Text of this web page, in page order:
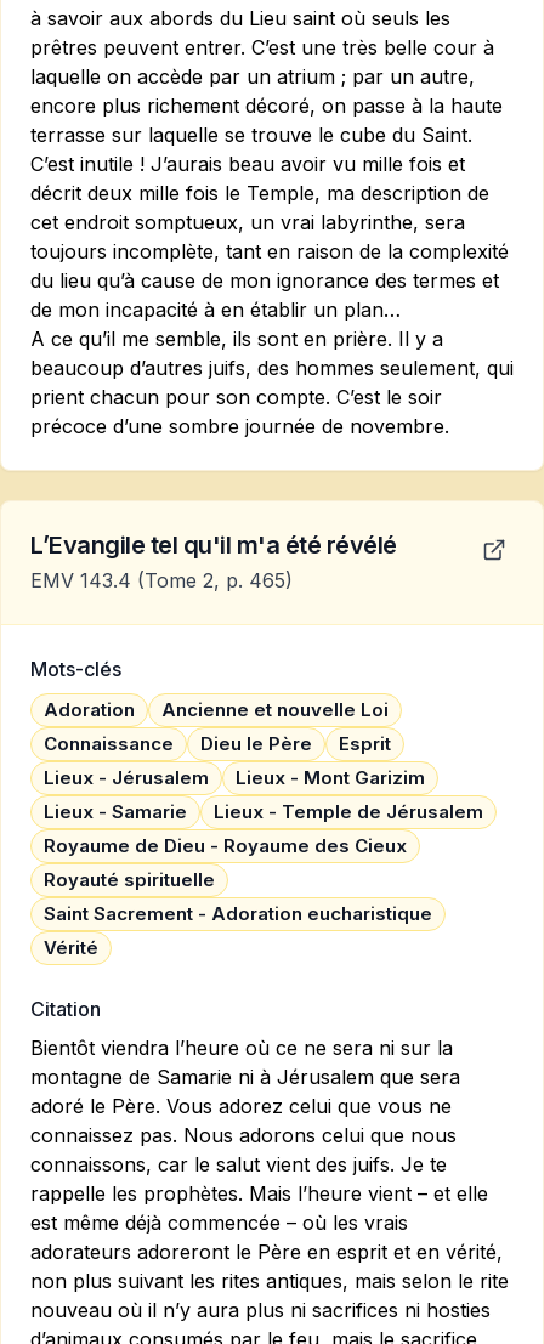
à savoir aux abords du Lieu saint où seuls les
prêtres peuvent entrer. C’est une très belle cour à
laquelle on accède par un atrium ; par un autre,
encore plus richement décoré, on passe à la haute
terrasse sur laquelle se trouve le cube du Saint.
C’est inutile ! J’aurais beau avoir vu mille fois et
décrit deux mille fois le Temple, ma description de
cet endroit somptueux, un vrai labyrinthe, sera
toujours incomplète, tant en raison de la complexité
du lieu qu’à cause de mon ignorance des termes et
de mon incapacité à en établir un plan…
A ce qu’il me semble, ils sont en prière. Il y a
beaucoup d’autres juifs, des hommes seulement, qui
prient chacun pour son compte. C’est le soir
précoce d’une sombre journée de novembre.
L’Evangile tel qu'il m'a été révélé
EMV 143.4 (Tome 2, p. 465)
Mots-clés
Adoration
Ancienne et nouvelle Loi
Connaissance
Dieu le Père
Esprit
Lieux - Jérusalem
Lieux - Mont Garizim
Lieux - Samarie
Lieux - Temple de Jérusalem
Royaume de Dieu - Royaume des Cieux
Royauté spirituelle
Saint Sacrement - Adoration eucharistique
Vérité
Citation
Bientôt viendra l’heure où ce ne sera ni sur la
montagne de Samarie ni à Jérusalem que sera
adoré le Père. Vous adorez celui que vous ne
connaissez pas. Nous adorons celui que nous
connaissons, car le salut vient des juifs. Je te
rappelle les prophètes. Mais l’heure vient – et elle
est même déjà commencée – où les vrais
adorateurs adoreront le Père en esprit et en vérité,
non plus suivant les rites antiques, mais selon le rite
nouveau où il n’y aura plus ni sacrifices ni hosties
d’animaux consumés par le feu, mais le sacrifice